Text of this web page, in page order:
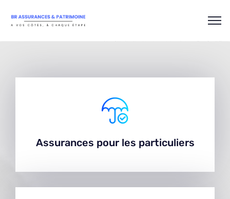
Assurances pour les particuliers
Assurances pour les particuliers